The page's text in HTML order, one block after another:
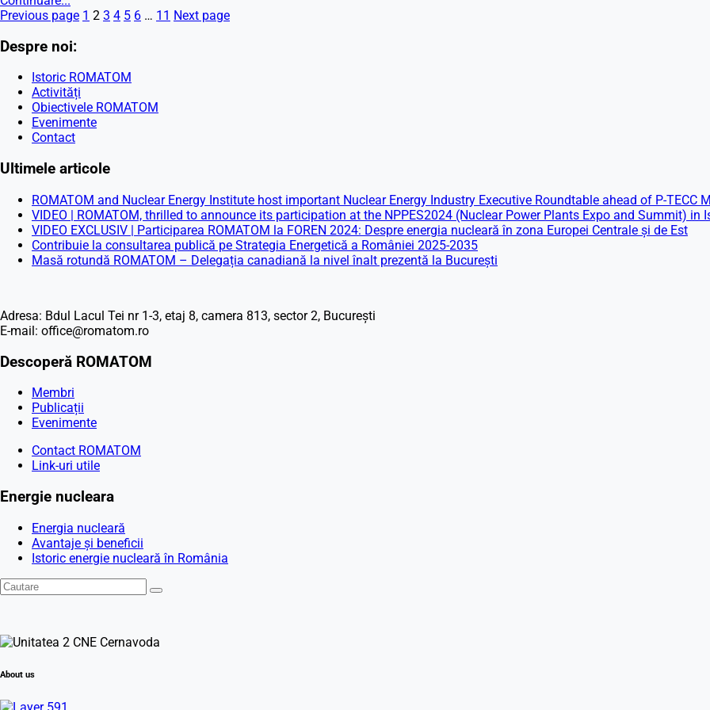
Previous page 1 2 3 4 5 6 … 11 Next page
Despre noi:
Istoric ROMATOM
Activități
Obiectivele ROMATOM
Evenimente
Contact
Ultimele articole
ROMATOM and Nuclear Energy Institute host important Nuclear Energy Industry Executive Roundtable ahead of P-TECC
VIDEO | ROMATOM, thrilled to announce its participation at the NPPES2024 (Nuclear Power Plants Expo and Summit) in
VIDEO EXCLUSIV | Participarea ROMATOM la FOREN 2024: Despre energia nucleară în zona Europei Centrale și de Est
Contribuie la consultarea publică pe Strategia Energetică a României 2025-2035
Masă rotundă ROMATOM – Delegația canadiană la nivel înalt prezentă la București
Adresa: Bdul Lacul Tei nr 1-3, etaj 8, camera 813, sector 2, București
E-mail: office@romatom.ro
Descoperă ROMATOM
Membri
Publicații
Evenimente
Contact ROMATOM
Link-uri utile
Energie nucleara
Energia nucleară
Avantaje și beneficii
Istoric energie nucleară în România
About us